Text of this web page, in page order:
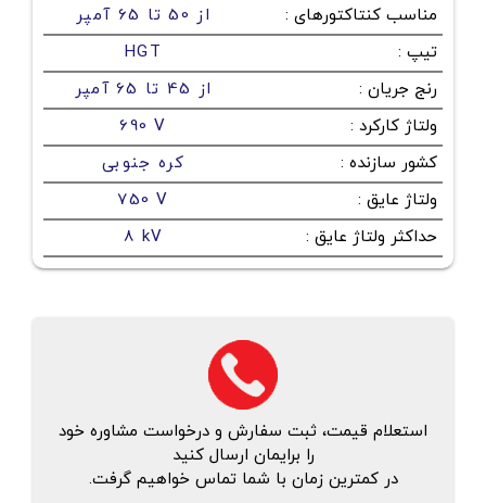
مناسب کنتاکتورهای :
از 50 تا 65 آمپر
تیپ :
HGT
رنج جریان :
از 45 تا 65 آمپر
ولتاژ کارکرد :
690 V
کشور سازنده :
کره جنوبی
ولتاژ عایق :
750 V
حداکثر ولتاژ عایق :
8 kV
استعلام قیمت، ثبت سفارش و درخواست مشاوره خود
را برایمان ارسال کنید
در کمترین زمان با شما تماس خواهیم گرفت.